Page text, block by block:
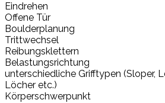
Eindrehen
Offene Tür
Boulderplanung
Trittwechsel
Reibungsklettern
Belastungsrichtung
unterschiedliche Grifftypen (Sloper,
Löcher etc.)
Körperschwerpunkt